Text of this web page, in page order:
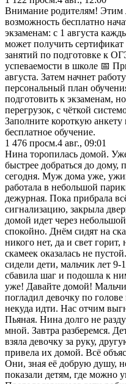
Внимание родителям! Этим
возможность бесплатно
экзаменам: с 1 августа
может получить
занятий по подготовке к
успеваемости в школе 📅
августа. Затем начнет
персональный план
подготовить к экзаменам,
перегрузок, с чёткой
Заполните короткую
бесплатное обучение.
1 476 просм.4 авг., 09:01
Нина торопилась домой.
быстрее добраться до дому,
сегодня. Муж дома уже,
работала в небольшой
дежурная. Пока прибрала
сигнализацию, закрыла
домой идет через
спокойно. Днём сидят на
никого нет, да и свет
скамеек оказалась не
сидели дети, мальчик лет
сбавила шаг и подошла к
уже! Давайте домой!
погладил девочку по
некуда идти. Нас отчим
Пьяная. Нина долго не
мной. Завтра разберемся.
взяла девочку за руку,
привела их домой. Всё
Они, зная её добрую душу,
показали детям, где можно